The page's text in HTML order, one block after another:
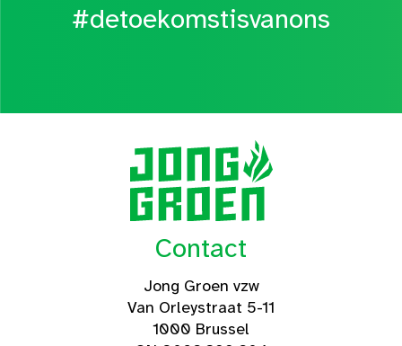
#detoekomstisvanons
Contact
Jong Groen vzw
Van Orleystraat 5-11
1000 Brussel